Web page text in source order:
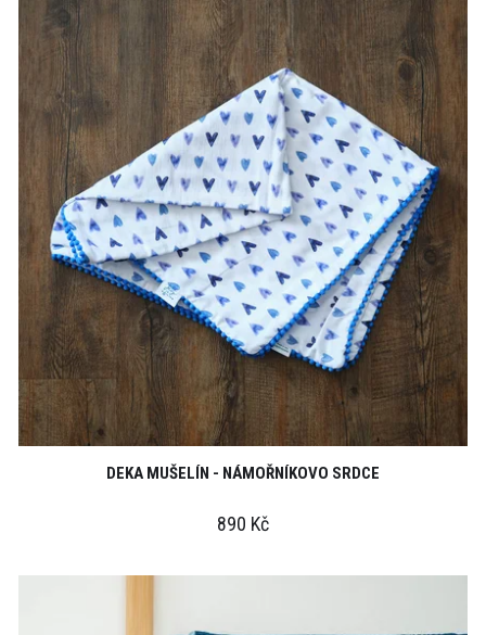
DEKA MUŠELÍN - NÁMOŘNÍKOVO SRDCE
890 Kč